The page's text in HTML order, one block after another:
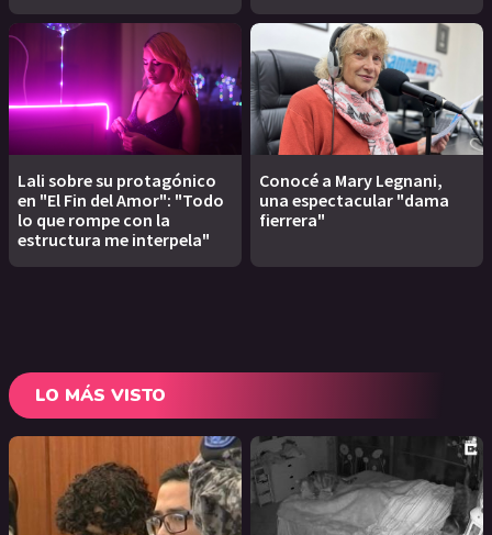
Lali sobre su protagónico
en "El Fin del Amor": "Todo
lo que rompe con la
estructura me interpela"
Conocé a Mary Legnani,
una espectacular "dama
fierrera"
LO MÁS VISTO